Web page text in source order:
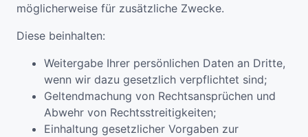
möglicherweise für zusätzliche Zwecke.
Diese beinhalten:
Weitergabe Ihrer persönlichen Daten an Dritte,
wenn wir dazu gesetzlich verpflichtet sind;
Geltendmachung von Rechtsansprüchen und
Abwehr von Rechtsstreitigkeiten;
Einhaltung gesetzlicher Vorgaben zur